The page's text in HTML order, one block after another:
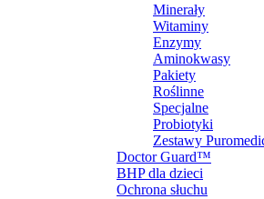
Minerały
Witaminy
Enzymy
Aminokwasy
Pakiety
Roślinne
Specjalne
Probiotyki
Zestawy
Doctor Guard™
BHP dla dzieci
Ochrona słuchu